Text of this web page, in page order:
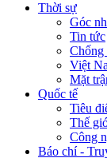
Thời sự
Góc
Tin tức
Chống
Việt
Mặt
Quốc tế
Tiêu
Thế
Công
Báo chí -